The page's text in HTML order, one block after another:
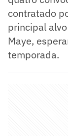
contratado
principal
Maye,
temporada.